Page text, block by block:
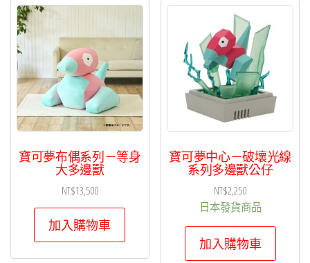
寶可夢布偶系列－等身
大多邊獸
NT$13,500
加入購物車
寶可夢中心－破壞光線
系列多邊獸公仔
NT$2,250
日本發貨商品
加入購物車